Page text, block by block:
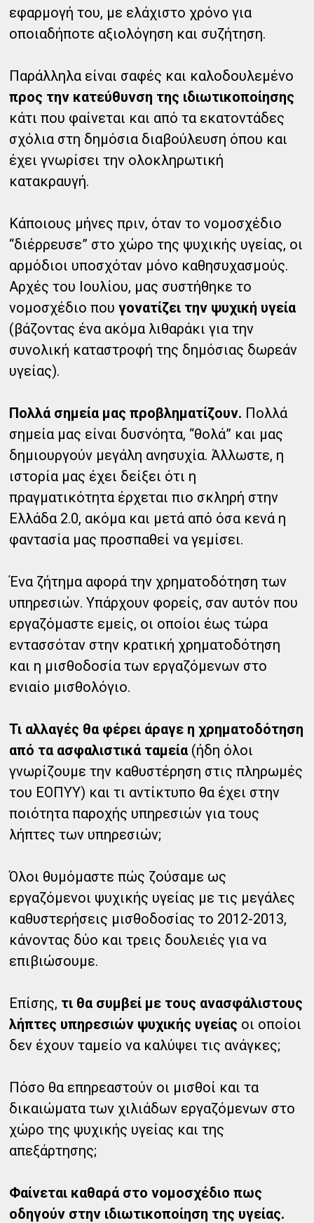
εφαρμογή του, με ελάχιστο χρόνο για
οποιαδήποτε αξιολόγηση και συζήτηση.
Παράλληλα είναι σαφές και καλοδουλεμένο
προς την κατεύθυνση της ιδιωτικοποίησης
κάτι που φαίνεται και από τα εκατοντάδες
σχόλια στη δημόσια διαβούλευση όπου και
έχει γνωρίσει την ολοκληρωτική
κατακραυγή.
Κάποιους μήνες πριν, όταν το νομοσχέδιο
“διέρρευσε” στο χώρο της ψυχικής υγείας, οι
αρμόδιοι υποσχόταν μόνο καθησυχασμούς.
Αρχές του Ιουλίου, μας συστήθηκε το
νομοσχέδιο πουγονατίζει την ψυχική υγεία
(βάζοντας ένα ακόμα λιθαράκι για την
συνολική καταστροφή της δημόσιας δωρεάν
υγείας).
Πολλά σημεία μας προβληματίζουν. Πολλά
σημεία μας είναι δυσνόητα, “θολά” και μας
δημιουργούν μεγάλη ανησυχία. Άλλωστε, η
ιστορία μας έχει δείξει ότι η
πραγματικότητα έρχεται πιο σκληρή στην
Ελλάδα 2.0, ακόμα και μετά από όσα κενά η
φαντασία μας προσπαθεί να γεμίσει.
Ένα ζήτημα αφορά την χρηματοδότηση των
υπηρεσιών. Υπάρχουν φορείς, σαν αυτόν που
εργαζόμαστε εμείς, οι οποίοι έως τώρα
εντασσόταν στην κρατική χρηματοδότηση
και η μισθοδοσία των εργαζόμενων στο
ενιαίο μισθολόγιο.
Τι αλλαγές θα φέρει άραγε η χρηματοδότηση
από τα ασφαλιστικά ταμεία (ήδη όλοι
γνωρίζουμε την καθυστέρηση στις πληρωμές
του ΕΟΠΥΥ) και τι αντίκτυπο θα έχει στην
ποιότητα παροχής υπηρεσιών για τους
λήπτες των υπηρεσιών;
Όλοι θυμόμαστε πώς ζούσαμε ως
εργαζόμενοι ψυχικής υγείας με τις μεγάλες
καθυστερήσεις μισθοδοσίας το 2012-2013,
κάνοντας δύο και τρεις δουλειές για να
επιβιώσουμε.
Επίσης, τι θα συμβεί με τους ανασφάλιστους
λήπτες υπηρεσιών ψυχικής υγείας οι οποίοι
δεν έχουν ταμείο να καλύψει τις ανάγκες;
Πόσο θα επηρεαστούν οι μισθοί και τα
δικαιώματα των χιλιάδων εργαζόμενων στο
χώρο της ψυχικής υγείας και της
απεξάρτησης;
Φαίνεται καθαρά στο νομοσχέδιο πως
οδηγούν στην ιδιωτικοποίηση της υγείας.